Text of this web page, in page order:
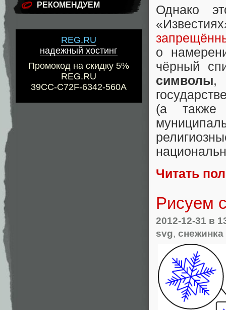
РЕКОМЕНДУЕМ
REG.RU
надежный хостинг
Промокод на скидку 5%
REG.RU
39CC-C72F-6342-560A
Однако
о
чёрный
символы,
(а также
Читать
Рисуем
2012-12-31 в
svg, снежинка